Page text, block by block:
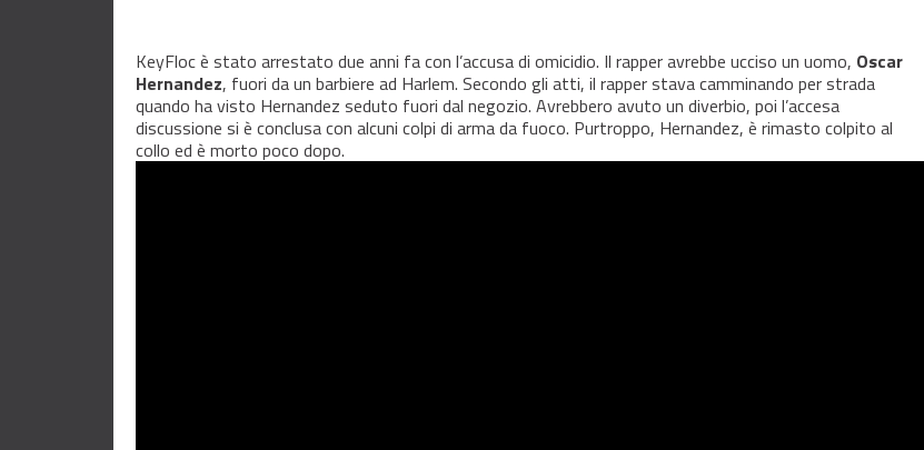
KeyFloc è stato arrestato due anni fa con l’accusa di omicidio. Il rapper avrebbe ucciso un uomo, Oscar
Hernandez, fuori da un barbiere ad Harlem. Secondo gli atti, il rapper stava camminando per strada
quando ha visto Hernandez seduto fuori dal negozio. Avrebbero avuto un diverbio, poi l’accesa
discussione si è conclusa con alcuni colpi di arma da fuoco. Purtroppo, Hernandez, è rimasto colpito al
collo ed è morto poco dopo.